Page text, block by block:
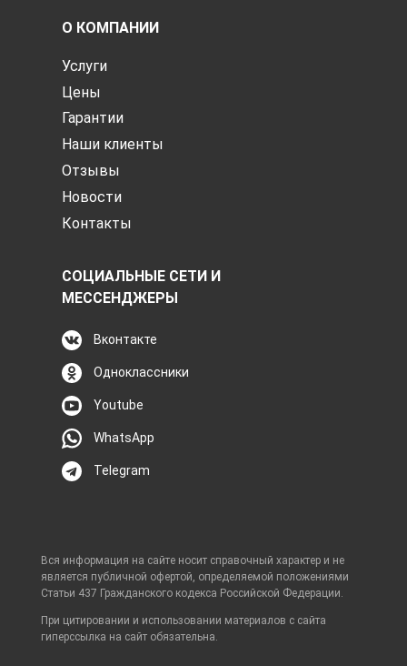
О КОМПАНИИ
Услуги
Цены
Гарантии
Наши клиенты
Отзывы
Новости
Контакты
СОЦИАЛЬНЫЕ СЕТИ И
МЕССЕНДЖЕРЫ
Вконтакте
Одноклассники
Youtube
WhatsApp
Telegram
Вся информация на сайте носит справочный характер и не
является публичной офертой, определяемой положениями
Статьи 437 Гражданского кодекса Российской Федерации.
При цитировании и использовании материалов с сайта
гиперссылка на сайт обязательна.